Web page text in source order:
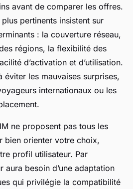
avant de comparer les offres.
pertinents insistent sur
: la couverture réseau,
régions, la flexibilité des
d’activation et d’utilisation.
éviter les mauvaises surprises,
internationaux ou les
ne proposent pas tous les
bien orienter votre choix,
profil utilisateur. Par
aura besoin d’une adaptation
qui privilégie la compatibilité